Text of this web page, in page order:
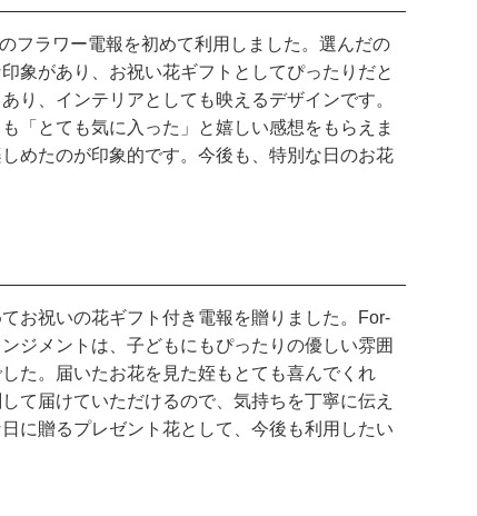
フラワー電報を初めて利用しました。選んだの
象があり、お祝い花ギフトとしてぴったりだと
り、インテリアとしても映えるデザインです。
「とても気に入った」と嬉しい感想をもらえま
めたのが印象的です。今後も、特別な日のお花
お祝いの花ギフト付き電報を贈りました。For-
ジメントは、子どもにもぴったりの優しい雰囲
た。届いたお花を見た姪もとても喜んでくれ
て届けていただけるので、気持ちを丁寧に伝え
に贈るプレゼント花として、今後も利用したい